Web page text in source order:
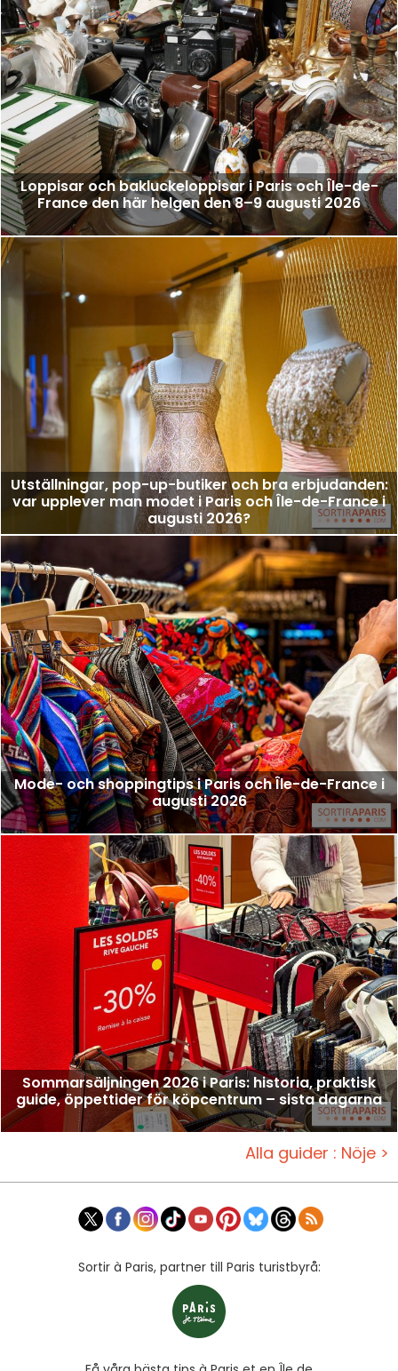
Loppisar och bakluckeloppisar i Paris och Île-de-
France den här helgen den 8–9 augusti 2026
Utställningar, pop-up-butiker och bra erbjudanden:
var upplever man modet i Paris och Île-de-France i
augusti 2026?
Mode- och shoppingtips i Paris och Île-de-France i
augusti 2026
Sommarsäljningen 2026 i Paris: historia, praktisk
guide, öppettider för köpcentrum – sista dagarna
Alla guider : Nöje >
Sortir à Paris, partner till Paris turistbyrå: